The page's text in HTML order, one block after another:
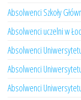
Absolwenci Szkoły
Absolwenci uczelni w
Absolwenci
Absolwenci
Absolwenci